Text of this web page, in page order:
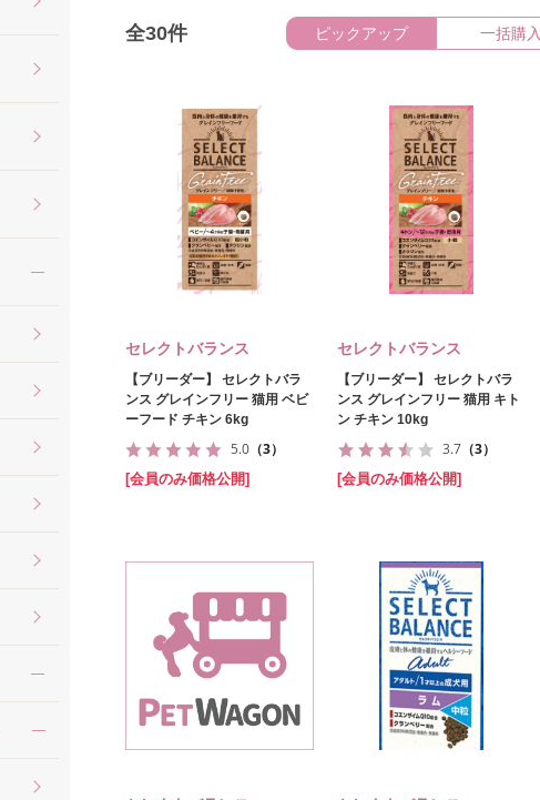
全30件 ピックアップ 一括購入
セレクトバランス
【ブリーダー】 セレクトバラ
ンス グレインフリー 猫用 ベビ
ーフード チキン 6kg
5.0 （3）
[会員のみ価格公開]
セレクトバランス
【ブリーダー】 セレクトバラ
ンス グレインフリー 猫用 キト
ン チキン 10kg
3.7 （3）
[会員のみ価格公開]